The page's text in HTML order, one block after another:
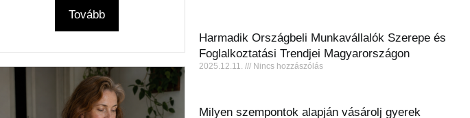
Tovább
Harmadik Országbeli Munkavállalók Szerepe és
Foglalkoztatási Trendjei Magyarországon
2025.12.11. Nincs hozzászólás
Milyen szempontok alapján vásárolj gyerek